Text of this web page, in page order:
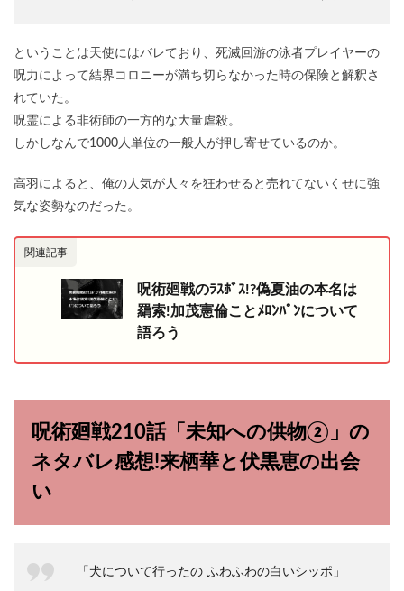
ということは天使にはバレており、死滅回游の泳者プレイヤーの
呪力によって結界コロニーが満ち切らなかった時の保険と解釈さ
れていた。
呪霊による非術師の一方的な大量虐殺。
しかしなんで1000人単位の一般人が押し寄せているのか。
高羽によると、俺の人気が人々を狂わせると売れてないくせに強
気な姿勢なのだった。
関連記事
呪術廻戦のﾗｽﾎﾞｽ!?偽夏油の本名は
羂索!加茂憲倫ことﾒﾛﾝﾊﾟﾝについて
語ろう
呪術廻戦210話「未知への供物②」の
ネタバレ感想!来栖華と伏黒恵の出会
い
「犬について行ったの ふわふわの白いシッポ」